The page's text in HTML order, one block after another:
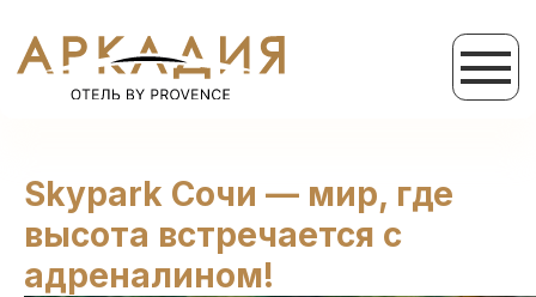
Skypark Сочи — мир, где
высота встречается с
адреналином!